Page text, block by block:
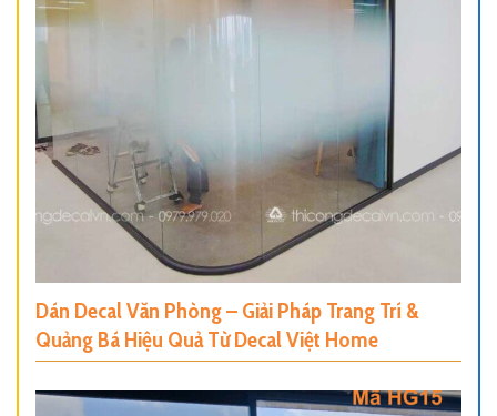
Dán Decal Văn Phòng – Giải Pháp Trang Trí &
Quảng Bá Hiệu Quả Từ Decal Việt Home